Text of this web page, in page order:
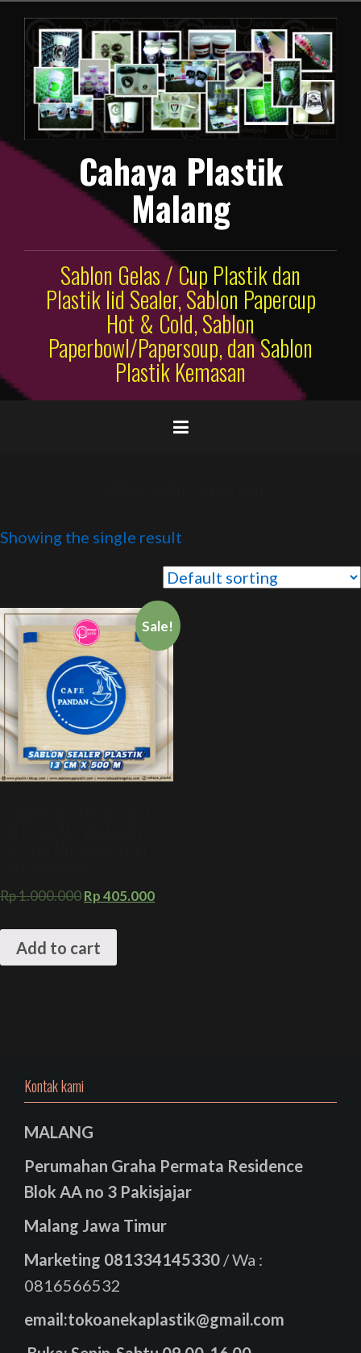
konten
Cahaya Plastik
Malang
Sablon Gelas / Cup Plastik dan
Plastik lid Sealer, Sablon Papercup
Hot & Cold, Sablon
Paperbowl/Papersoup, dan Sablon
Plastik Kemasan
Showing the single result
Sale!
Rp1.000.000Rp405.000
Add to cart
Kontak kami
MALANG
Perumahan Graha Permata Residence
Blok AA no 3 Pakisjajar
Malang Jawa Timur
Marketing 081334145330 / Wa :
0816566532
email:tokoanekaplastik@gmail.com